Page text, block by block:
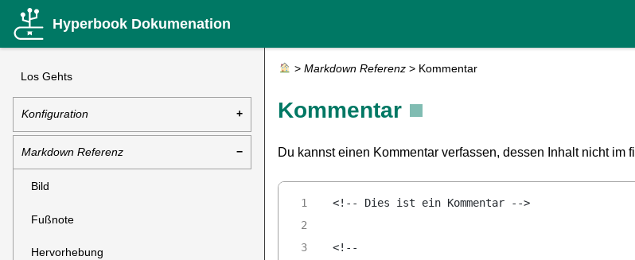
Hyperbook Dokumenation
Los Gehts
Konfiguration
Markdown Referenz
Bild
Fußnote
Hervorhebung
> Markdown Referenz > Kommentar
Kommentar
Du kannst einen Kommentar verfassen, dessen Inhalt nicht im
<!-- Dies ist ein Kommentar -->
<!--